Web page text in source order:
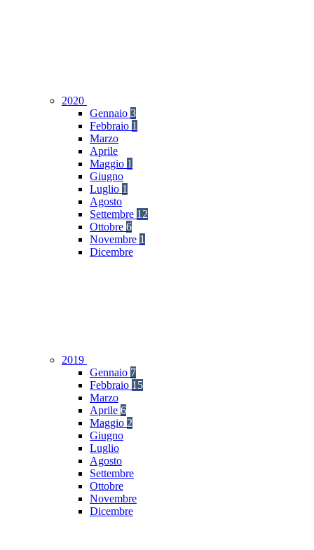
2020
Gennaio 3
Febbraio 1
Marzo
Aprile
Maggio 1
Giugno
Luglio 1
Agosto
Settembre 12
Ottobre 6
Novembre 1
Dicembre
2019
Gennaio 7
Febbraio 15
Marzo
Aprile 6
Maggio 2
Giugno
Luglio
Agosto
Settembre
Ottobre
Novembre
Dicembre